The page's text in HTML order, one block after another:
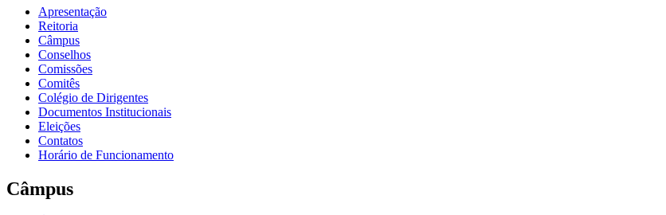
Apresentação
Reitoria
Câmpus
Conselhos
Comissões
Comitês
Colégio de Dirigentes
Documentos Institucionais
Eleições
Contatos
Horário de Funcionamento
Câmpus